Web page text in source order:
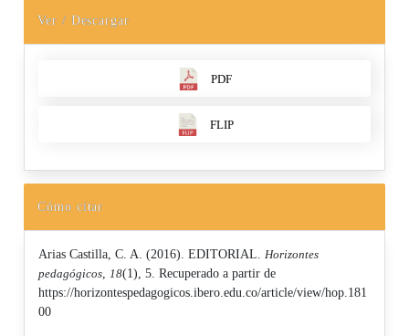
Ver / Descargar
PDF
FLIP
Cómo citar
Arias Castilla, C. A. (2016). EDITORIAL.Horizontes
pedagógicos,18(1), 5. Recuperado a partir de
https://horizontespedagogicos.ibero.edu.co/article/view/hop.181
00